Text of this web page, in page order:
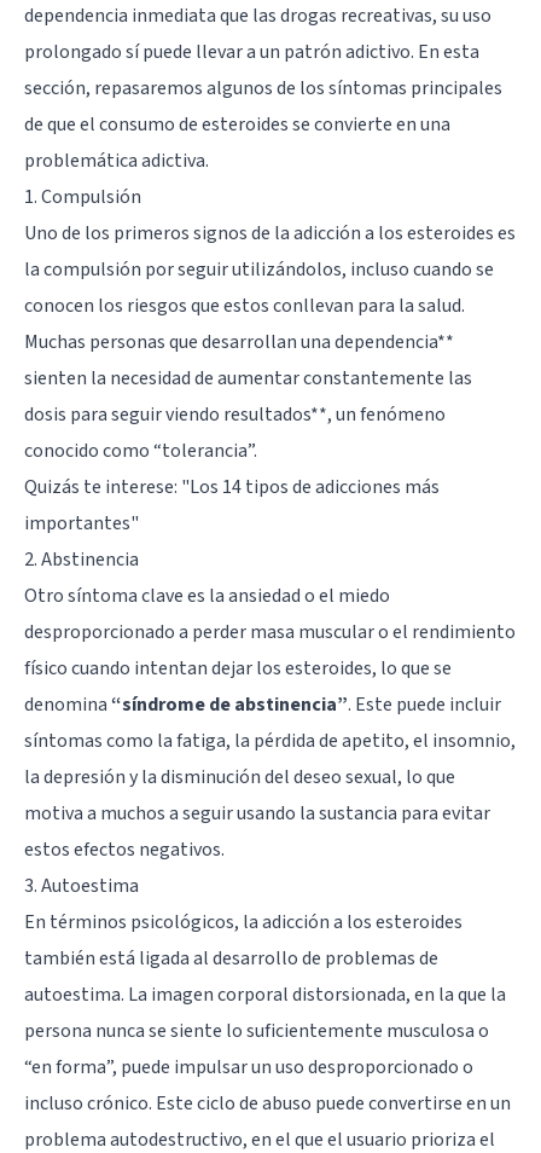
dependencia inmediata que las drogas recreativas, su uso
prolongado sí puede llevar a un patrón adictivo. En esta
sección, repasaremos algunos de los síntomas principales
de que el consumo de esteroides se convierte en una
problemática adictiva.
1. Compulsión
Uno de los primeros signos de la adicción a los esteroides es
la compulsión por seguir utilizándolos, incluso cuando se
conocen los riesgos que estos conllevan para la salud.
Muchas personas que desarrollan una dependencia**
sienten la necesidad de aumentar constantemente las
dosis para seguir viendo resultados**, un fenómeno
conocido como “tolerancia”.
Quizás te interese: "Los 14 tipos de adicciones más
importantes"
2. Abstinencia
Otro síntoma clave es la ansiedad o el miedo
desproporcionado a perder masa muscular o el rendimiento
físico cuando intentan dejar los esteroides, lo que se
denomina “síndrome de abstinencia”. Este puede incluir
síntomas como la fatiga, la pérdida de apetito, el insomnio,
la depresión y la disminución del deseo sexual, lo que
motiva a muchos a seguir usando la sustancia para evitar
estos efectos negativos.
3. Autoestima
En términos psicológicos, la adicción a los esteroides
también está ligada al desarrollo de problemas de
autoestima. La imagen corporal distorsionada, en la que la
persona nunca se siente lo suficientemente musculosa o
“en forma”, puede impulsar un uso desproporcionado o
incluso crónico. Este ciclo de abuso puede convertirse en un
problema autodestructivo, en el que el usuario prioriza el